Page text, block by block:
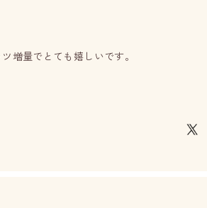
増量でとても嬉しいです。